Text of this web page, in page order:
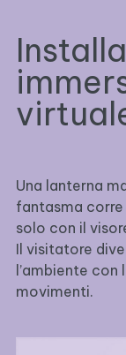
Una lanterna
fantasma corre
solo con il
Il visitatore
l’ambiente con
movimenti.